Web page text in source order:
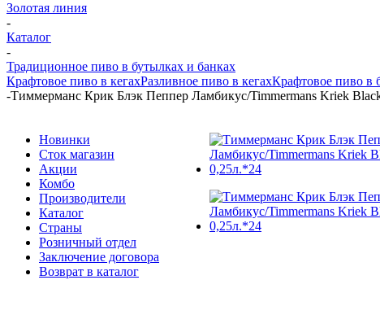
Золотая линия
-
Каталог
-
Традиционное пиво в бутылках и банках
Крафтовое пиво в кегахРазливное пиво в кегахКрафтовое пиво в
-Тиммерманс Крик Блэк Пеппер Ламбикус/Timmermans Kriek
Новинки
Сток магазин
Акции
Комбо
Производители
Каталог
Страны
Розничный отдел
Заключение договора
Возврат в каталог